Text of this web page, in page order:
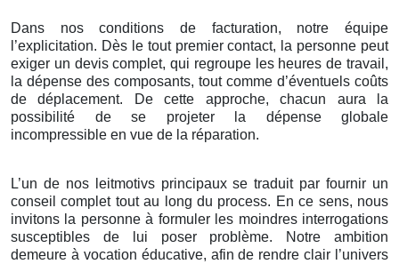
Dans nos conditions de facturation, notre équipe
l’explicitation. Dès le tout premier contact, la personne peut
exiger un devis complet, qui regroupe les heures de travail,
la dépense des composants, tout comme d’éventuels coûts
de déplacement. De cette approche, chacun aura la
possibilité de se projeter la dépense globale
incompressible en vue de la réparation.
L’un de nos leitmotivs principaux se traduit par fournir un
conseil complet tout au long du process. En ce sens, nous
invitons la personne à formuler les moindres interrogations
susceptibles de lui poser problème. Notre ambition
demeure à vocation éducative, afin de rendre clair l’univers